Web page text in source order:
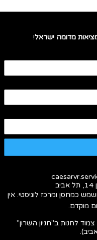
מדומה ישראל!
כמחסן ומרכז לוגיסטי. אין
מוקדם.
לחנות ב"חניון השרון"